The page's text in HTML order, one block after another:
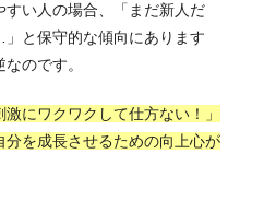
すい人の場合、「まだ新人だ
と保守的な傾向にあります
のです。
激にワクワクして仕方ない！」
分を成長させるための向上心が